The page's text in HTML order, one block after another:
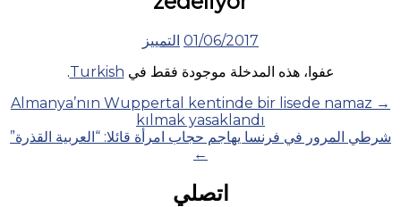
01/06/2017 التمييز
عفوا، هذه المدخلة موجودة فقط في Turkish
.
Posts
navigation
→
Almanya’nın Wuppertal kentinde bir lisede namaz
kılmak yasaklandı
شرطي المرور في فرنسا يهاجم حجاب امرأة قائلا: “العربية القذرة”
←
اتصلي